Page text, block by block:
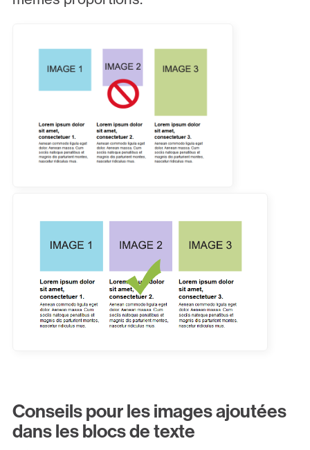
Conseils pour les images ajoutées
dans les blocs de texte